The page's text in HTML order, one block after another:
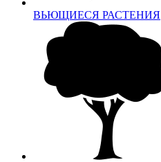
ВЬЮЩИЕСЯ РАСТЕНИЯ